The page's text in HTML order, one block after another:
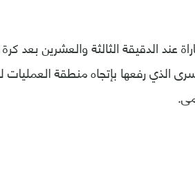
عند الدقيقة الثالثة والعشرين بعد
الذي رفعها بإتجاه منطقة العمليات